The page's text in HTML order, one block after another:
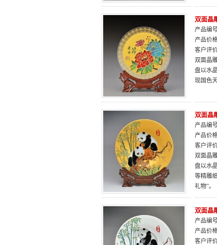
双面晶
产品编
产品价
客户评
双面晶
盘以水
现国色
双面晶
产品编
产品价
客户评
双面晶
盘以水
等精雕
礼物”。
双面晶
产品编
产品价
客户评